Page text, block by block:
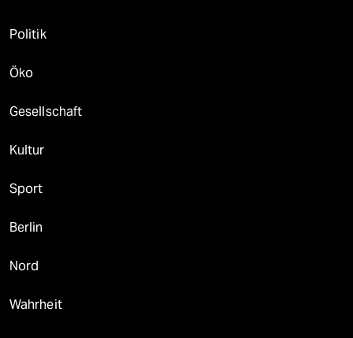
Politik
Öko
Gesellschaft
Kultur
Sport
Berlin
Nord
Wahrheit